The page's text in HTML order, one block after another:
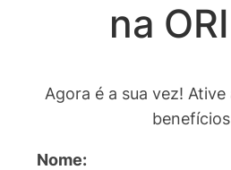
na
Agora é a sua vez!
Nome: